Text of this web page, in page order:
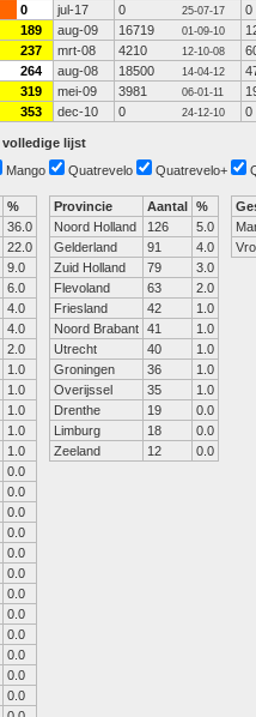
0 jul-17 0 25-07-17
0
189 aug-09 16719 01-09-10
237 mrt-08 4210 12-10-08
264 aug-08 18500 14-04-12
319 mei-09 3981 06-01-11
353 dec-10 0 24-12-10 0
volledige lijst
Mango Quatrevelo Quatrevelo+
%
36.0
22.0
9.0
6.0
4.0
4.0
2.0
1.0
1.0
1.0
1.0
1.0
0.0
0.0
0.0
0.0
0.0
0.0
0.0
0.0
0.0
0.0
0.0
0.0
Provincie Aantal %
Noord Holland
126
5.0
Gelderland
91
4.0
Zuid Holland
79
3.0
Flevoland
63
2.0
Friesland
42
1.0
Noord Brabant 41
1.0
Utrecht
40
1.0
Groningen
36
1.0
Overijssel
35
1.0
Drenthe
19
0.0
Limburg
18
0.0
Zeeland
12 0.0